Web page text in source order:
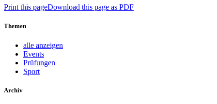
Print this pageDownload this page as PDF
Themen
alle anzeigen
Events
Prüfungen
Sport
Archiv